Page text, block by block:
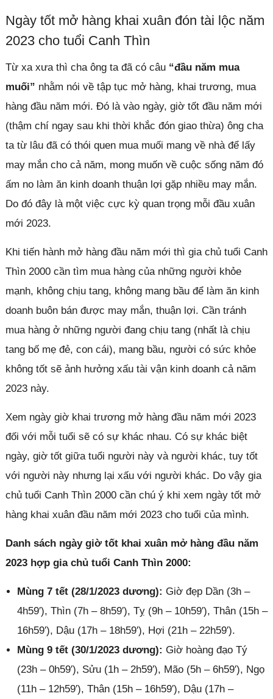
Ngày tốt mở hàng khai xuân đón tài lộc năm
2023 cho tuổi Canh Thìn
Từ xa xưa thì cha ông ta đã có câu “đầu năm mua
muối” nhằm nói về tập tục mở hàng, khai trương, mua
hàng đầu năm mới. Đó là vào ngày, giờ tốt đầu năm mới
(thậm chí ngay sau khi thời khắc đón giao thừa) ông cha
ta từ lâu đã có thói quen mua muối mang về nhà để lấy
may mắn cho cả năm, mong muốn về cuộc sống năm đó
ấm no làm ăn kinh doanh thuận lợi gặp nhiều may mắn.
Do đó đây là một việc cực kỳ quan trọng mỗi đầu xuân
mới 2023.
Khi tiến hành mở hàng đầu năm mới thì gia chủ tuổi Canh
Thìn 2000 cần tìm mua hàng của những người khỏe
mạnh, không chịu tang, không mang bầu để làm ăn kinh
doanh buôn bán được may mắn, thuận lợi. Cần tránh
mua hàng ở những người đang chịu tang (nhất là chịu
tang bố mẹ đẻ, con cái), mang bầu, người có sức khỏe
không tốt sẽ ảnh hưởng xấu tài vận kinh doanh cả năm
2023 này.
Xem ngày giờ khai trương mở hàng đầu năm mới 2023
đối với mỗi tuổi sẽ có sự khác nhau. Có sự khác biệt
ngày, giờ tốt giữa tuổi người này và người khác, tuy tốt
với người này nhưng lại xấu với người khác. Do vậy gia
chủ tuổi Canh Thìn 2000 cần chú ý khi xem ngày tốt mở
hàng khai xuân đầu năm mới 2023 cho tuổi của mình.
Danh sách ngày giờ tốt khai xuân mở hàng đầu năm
2023 hợp gia chủ tuổi Canh Thìn 2000:
Mùng 7 tết (28/1/2023 dương): Giờ đẹp Dần (3h –
4h59′), Thìn (7h – 8h59′), Tỵ (9h – 10h59′), Thân (15h –
16h59′), Dậu (17h – 18h59′), Hợi (21h – 22h59′).
Mùng 9 tết (30/1/2023 dương): Giờ hoàng đạo Tý
(23h – 0h59′), Sửu (1h – 2h59′), Mão (5h – 6h59′), Ngọ
(11h – 12h59′), Thân (15h – 16h59′), Dậu (17h –